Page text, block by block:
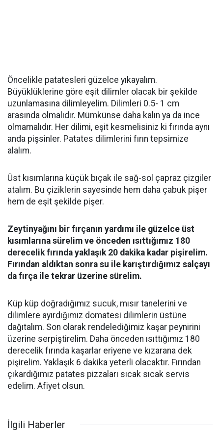
Öncelikle patatesleri güzelce yıkayalım.
Büyüklüklerine göre eşit dilimler olacak bir şekilde
uzunlamasına dilimleyelim. Dilimleri 0.5- 1 cm
arasında olmalıdır. Mümkünse daha kalın ya da ince
olmamalıdır. Her dilimi, eşit kesmelisiniz ki fırında aynı
anda pişsinler. Patates dilimlerini fırın tepsimize
alalım.
Üst kısımlarına küçük bıçak ile sağ-sol çapraz çizgiler
atalım. Bu çiziklerin sayesinde hem daha çabuk pişer
hem de eşit şekilde pişer.
Zeytinyağını bir fırçanın yardımı ile güzelce üst
kısımlarına sürelim ve önceden ısıttığımız 180
derecelik fırında yaklaşık 20 dakika kadar pişirelim.
Fırından aldıktan sonra su ile karıştırdığımız salçayı
da fırça ile tekrar üzerine sürelim.
Küp küp doğradığımız sucuk, mısır tanelerini ve
dilimlere ayırdığımız domatesi dilimlerin üstüne
dağıtalım. Son olarak rendelediğimiz kaşar peynirini
üzerine serpiştirelim. Daha önceden ısıttığımız 180
derecelik fırında kaşarlar eriyene ve kızarana dek
pişirelim. Yaklaşık 6 dakika yeterli olacaktır. Fırından
çıkardığımız patates pizzaları sıcak sıcak servis
edelim. Afiyet olsun.
İlgili Haberler